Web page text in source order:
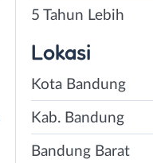
5 Tahun Lebih
Lokasi
Kota Bandung
Kab. Bandung
Bandung Barat